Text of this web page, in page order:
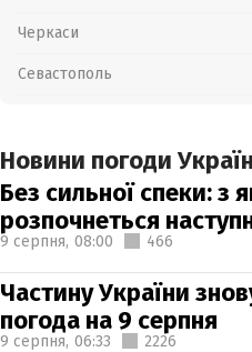
Черкаси
Севастополь
Новини погоди
Без сильної спеки: з
розпочнеться
9 серпня, 08:00 466
Частину України
погода на 9 серпня
9 серпня, 06:33 2226